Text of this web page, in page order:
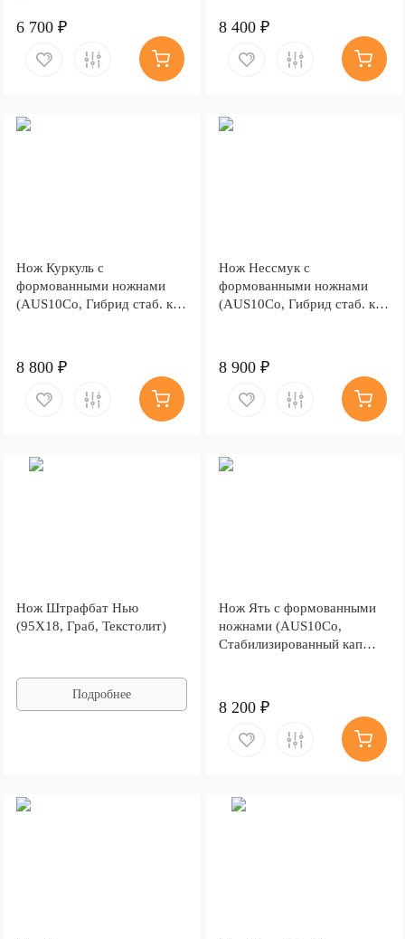
6 700 ₽
Обработка клинка
Stonewash)
8 400 ₽
Нож Куркуль с
формованными ножнами
(AUS10Co, Гибрид стаб. кап
8 800 ₽
Нож Нессмук с
формованными ножнами
(AUS10Co, Гибрид стаб. кап
8 900 ₽
Нож Штрафбат Нью
(95Х18, Граб, Текстолит)
Подробнее
Нож Ять с формованными
ножнами (AUS10Co,
Стабилизированный кап
8 200 ₽